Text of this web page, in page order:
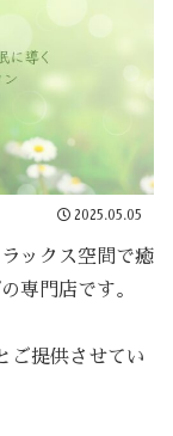
2025.05.05
ックス空間で癒
専門店です。
ご提供させてい